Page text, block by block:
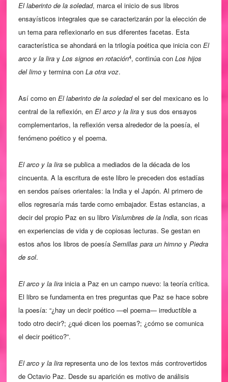
El laberinto de la soledad, marca el inicio de sus libros
ensayísticos integrales que se caracterizarán por la elección de
un tema para reflexionarlo en sus diferentes facetas. Esta
característica se ahondará en la trilogía poética que inicia con El
arco y la liray Los signos en rotación4, continúa con Los hijos
del limoy termina con La otra voz.
Así como en El laberinto de la soledadel ser del mexicano es lo
central de la reflexión, en El arco y la liray sus dos ensayos
complementarios, la reflexión versa alrededor de la poesía, el
fenómeno poético y el poema.
El arco y la lirase publica a mediados de la década de los
cincuenta. A la escritura de este libro le preceden dos estadías
en sendos países orientales: la India y el Japón. Al primero de
ellos regresaría más tarde como embajador. Estas estancias, a
decir del propio Paz en su libro Vislumbres de la India, son ricas
en experiencias de vida y de copiosas lecturas. Se gestan en
estos años los libros de poesía Semillas para un himnoy Piedra
de sol.
El arco y la lirainicia a Paz en un campo nuevo: la teoría crítica.
El libro se fundamenta en tres preguntas que Paz se hace sobre
la poesía: “¿hay un decir poético —el poema— irreductible a
todo otro decir?; ¿qué dicen los poemas?; ¿cómo se comunica
el decir poético?”.
El arco y la lirarepresenta uno de los textos más controvertidos
de Octavio Paz. Desde su aparición es motivo de análisis